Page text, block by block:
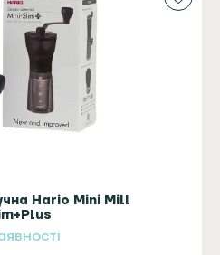
Hario Mini Mill